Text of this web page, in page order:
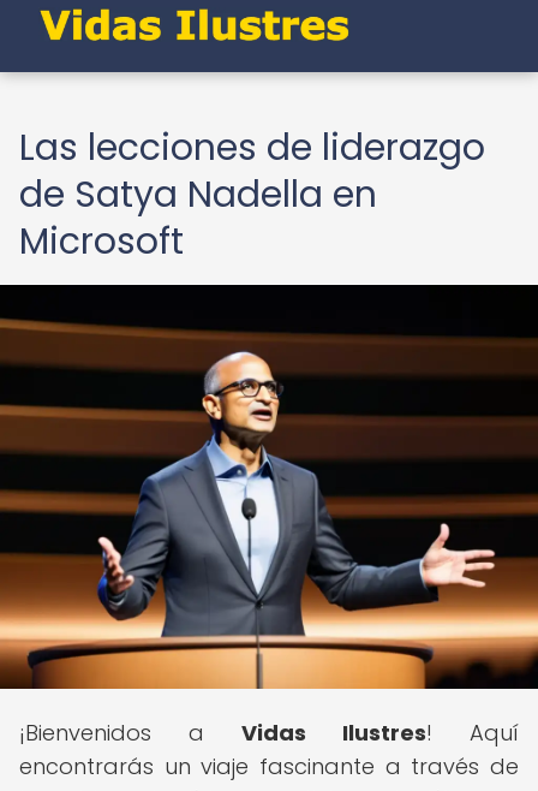
Las lecciones de liderazgo
de Satya Nadella en
Microsoft
¡Bienvenidos a Vidas Ilustres! Aquí
encontrarás un viaje fascinante a través de